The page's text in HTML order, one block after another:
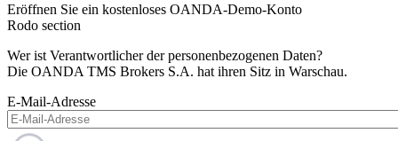
Eröffnen Sie ein kostenloses OANDA-Demo-Konto
Rodo section
Wer ist Verantwortlicher der personenbezogenen Daten?
Die OANDA TMS Brokers S.A. hat ihren Sitz in Warschau.
E-Mail-Adresse